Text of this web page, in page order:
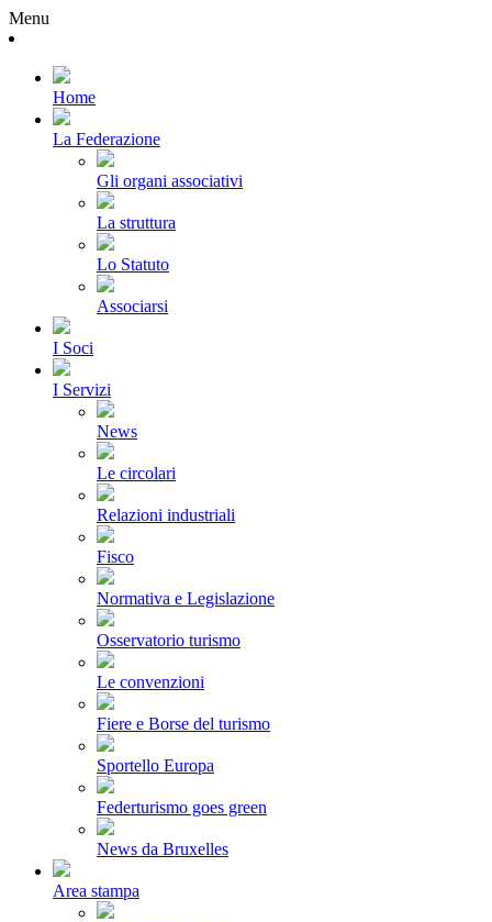
Menu
Home
La Federazione
Gli organi associativi
La struttura
Lo Statuto
Associarsi
I Soci
I Servizi
News
Le circolari
Relazioni industriali
Fisco
Normativa e Legislazione
Osservatorio turismo
Le convenzioni
Fiere e Borse del turismo
Sportello Europa
Federturismo goes green
News da Bruxelles
Area stampa